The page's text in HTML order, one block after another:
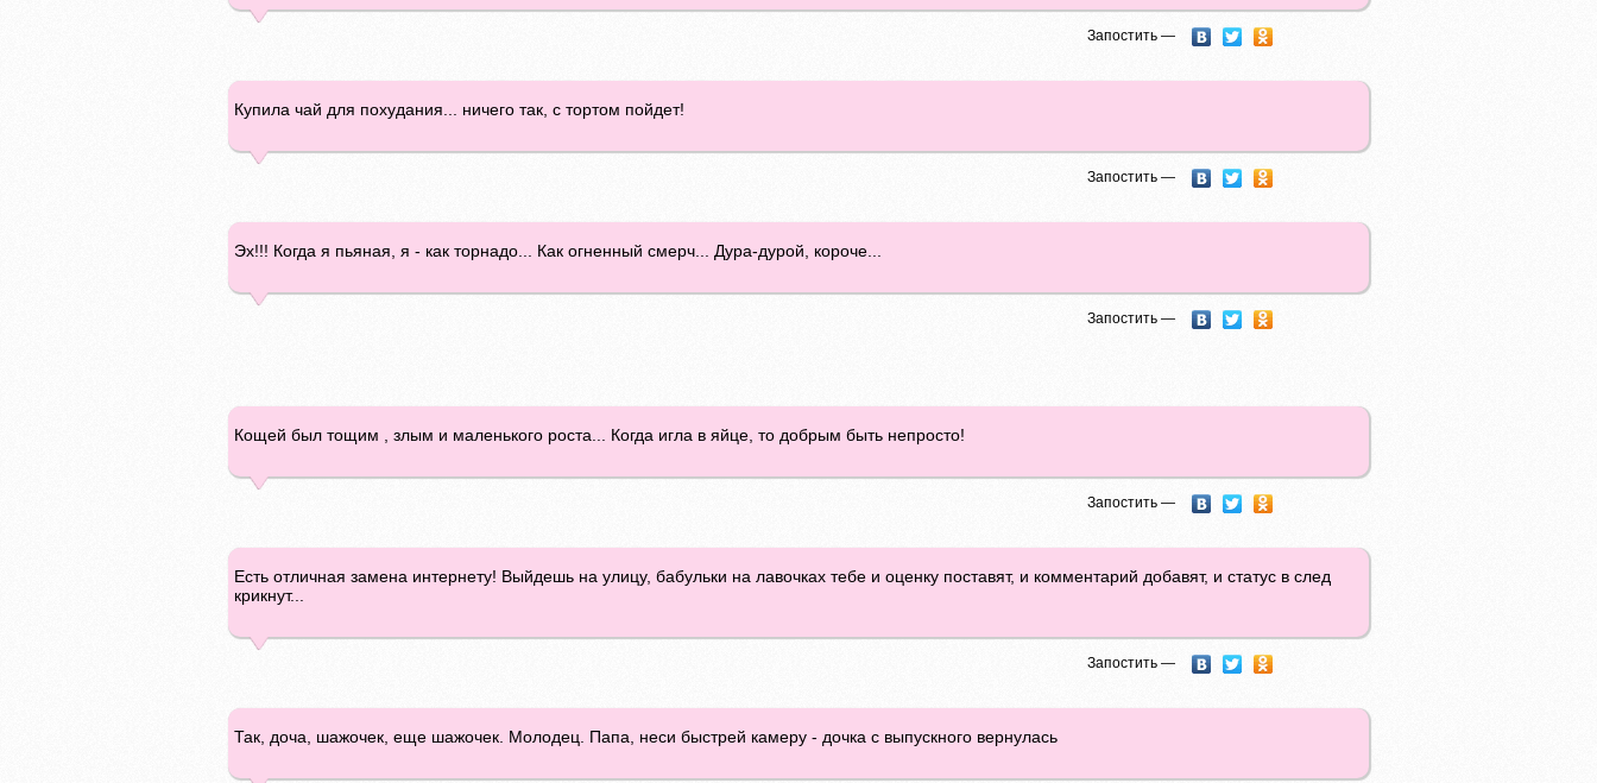
Запостить —
Купила чай для похудания... ничего так, с тортом пойдет!
Запостить —
Эх!!! Когда я пьяная, я - как торнадо... Как огненный смерч... Дура-дурой, короче...
Запостить —
Кощей был тощим , злым и маленького роста... Когда игла в яйце, то добрым быть непросто!
Запостить —
Есть отличная замена интернету! Выйдешь на улицу, бабульки на лавочках тебе и оценку поставят, и комментарий добавят, и статус в след
крикнут...
Запостить —
Так, доча, шажочек, еще шажочек. Молодец. Папа, неси быстрей камеру - дочка с выпускного вернулась